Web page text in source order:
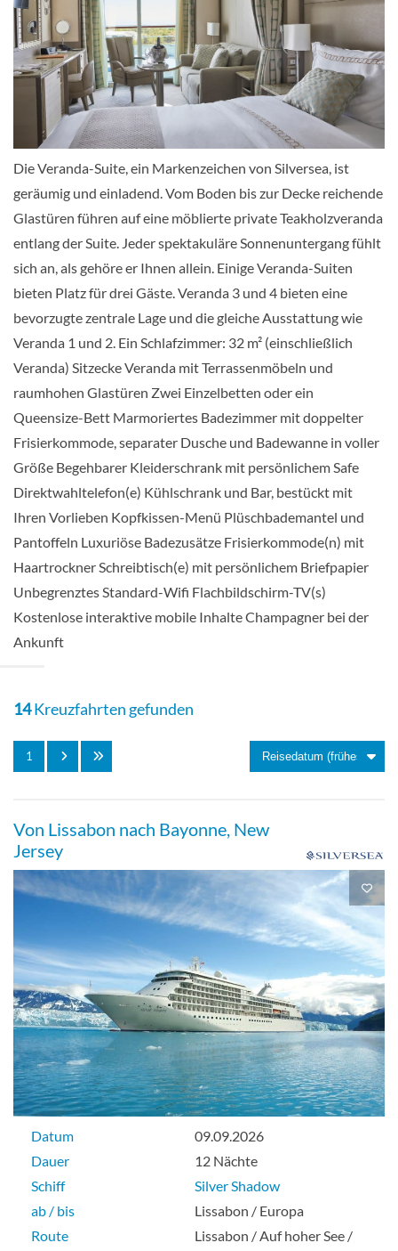
Deck 8
Suite
Veranda Suite-[B4]
Deck 9
Suite
Classic Veranda Suite-[CV]
Suite
Deluxe Veranda Suite-[DX]
Deck 7
Grand 2 Suite-[G2]
Suite
Medallion Suite-[ME]
Deck 7
Suite
Owner’s 1 Suite-[O1]
Die Veranda-Suite, ein Markenzeichen von Silversea, ist
geräumig und einladend. Vom Boden bis zur Decke reichende
Glastüren führen auf eine möblierte private Teakholzveranda
entlang der Suite. Jeder spektakuläre Sonnenuntergang fühlt
sich an, als gehöre er Ihnen allein. Einige Veranda-Suiten
bieten Platz für drei Gäste. Veranda 3 und 4 bieten eine
bevorzugte zentrale Lage und die gleiche Ausstattung wie
Veranda 1 und 2. Ein Schlafzimmer: 32 m² (einschließlich
Veranda) Sitzecke Veranda mit Terrassenmöbeln und
raumhohen Glastüren Zwei Einzelbetten oder ein
Queensize-Bett Marmoriertes Badezimmer mit doppelter
Frisierkommode, separater Dusche und Badewanne in voller
Größe Begehbarer Kleiderschrank mit persönlichem Safe
Direktwahltelefon(e) Kühlschrank und Bar, bestückt mit
Ihren Vorlieben Kopfkissen-Menü Plüschbademantel und
Pantoffeln Luxuriöse Badezusätze Frisierkommode(n) mit
Haartrockner Schreibtisch(e) mit persönlichem Briefpapier
Unbegrenztes Standard-Wifi Flachbildschirm-TV(s)
Kostenlose interaktive mobile Inhalte Champagner bei der
Ankunft
14Kreuzfahrten gefunden
1
Von Lissabon nach Bayonne, New
Jersey
Datum
09.09.2026
Dauer
12 Nächte
Schiff
Silver Shadow
ab / bis
Lissabon / Europa
Route
Lissabon / Auf hoher See /